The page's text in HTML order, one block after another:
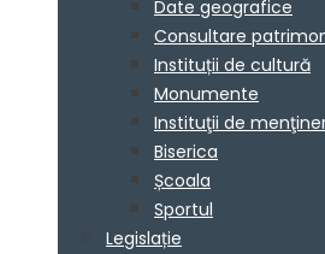
Date geografice
Consultare
Instituții de cultură
Monumente
Instituţii de
Biserica
Școala
Sportul
Legislație